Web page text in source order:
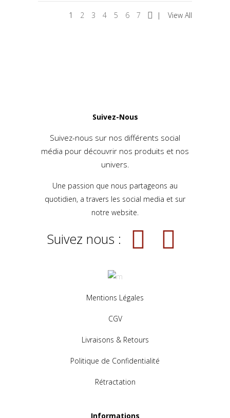
1 2 3 4 5 6 7 View All
Suivez-Nous
Suivez-nous sur nos différents social
média pour découvrir nos produits et nos
univers.
Une passion que nous partageons au
quotidien, a travers les social media et sur
notre website.
Suivez nous :
Mentions Légales
CGV
Livraisons & Retours
Politique de Confidentialité
Rétractation
Informations